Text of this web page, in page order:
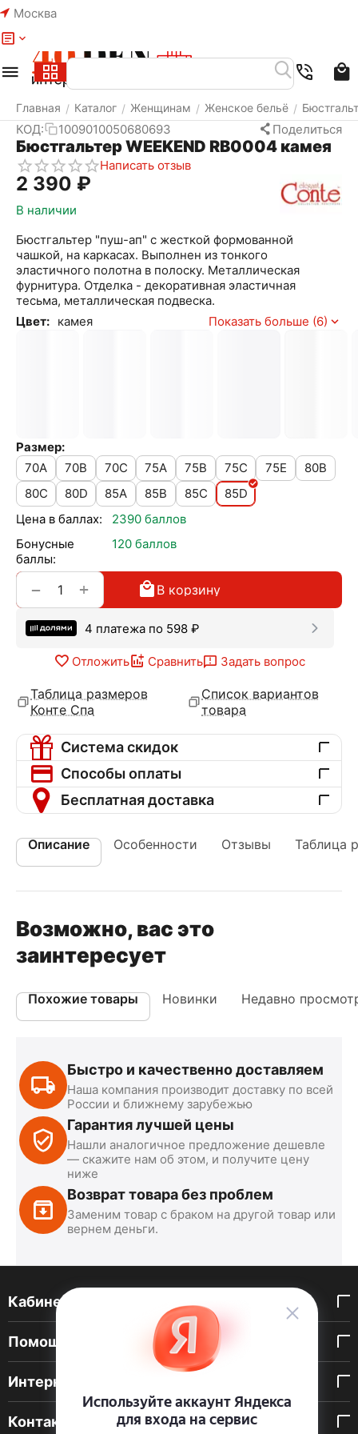
Москва
Главная / Каталог / Женщинам / Женское бельё /
КОД: 1009010050680693 Поделиться
Бюстгальтер WEEKEND RB0004 камея
Написать отзыв
2 390 ₽
В наличии
Бюстгальтер "пуш-ап" с жесткой формованной
чашкой, на каркасах. Выполнен из тонкого
эластичного полотна в полоску. Металлическая
фурнитура. Отделка - декоративная эластичная
тесьма, металлическая подвеска.
Цвет: камея Показать больше (6)
Размер:
70A
70B 70C 75A 75B 75C 75E
80B
80C
80D 85A 85B 85C
85D
Цена в баллах:
2390 баллов
Бонусные
баллы:
120 баллов
+
− В корзину
4 платежа по 598 ₽
Отложить Сравнить Задать вопрос
Таблица размеров
Конте Спа
Список вариантов
товара
Система скидок
Способы оплаты
Бесплатная доставка
Описание Особенности Отзывы Таблица
Возможно, вас это
заинтересует
Похожие товары Новинки Недавно
Быстро и качественно доставляем
Наша компания производит доставку по всей
России и ближнему зарубежью
Гарантия лучшей цены
Нашли аналогичное предложение дешевле
— скажите нам об этом, и получите цену
ниже
Возврат товара без проблем
Заменим товар с браком на другой товар или
вернем деньги.
Кабинет покупателя
Помощь покупателю
Интернет-магазин
Контакты
Меню